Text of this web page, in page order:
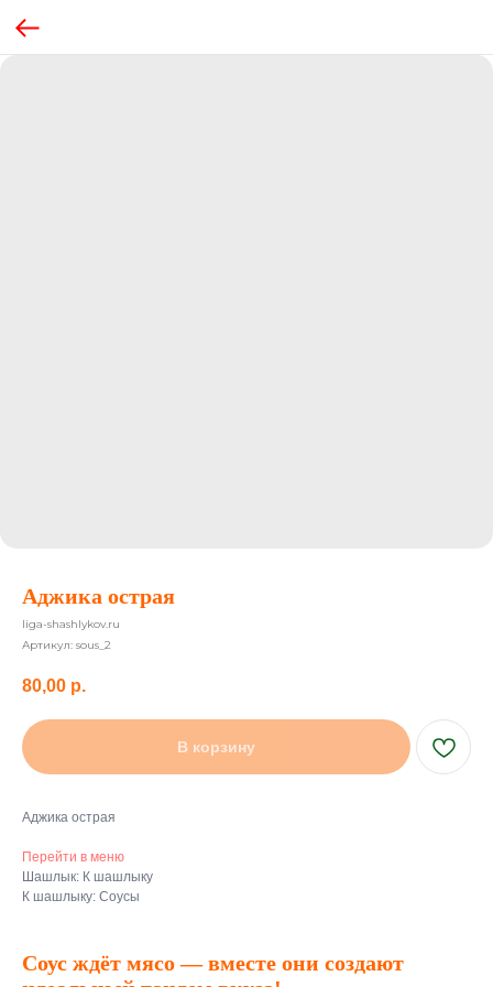
Аджика острая
liga-shashlykov.ru
Артикул: sous_2
80,00 р.
В корзину
Аджика острая
Перейти в меню
Шашлык: К шашлыку
К шашлыку: Соусы
Соус ждёт мясо — вместе они создают